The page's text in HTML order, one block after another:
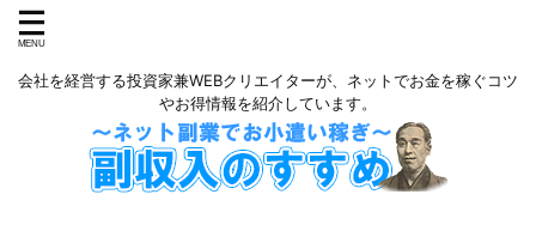
会社を経営する投資家兼WEBクリエイターが、ネットでお金を稼ぐコツ
やお得情報を紹介しています。